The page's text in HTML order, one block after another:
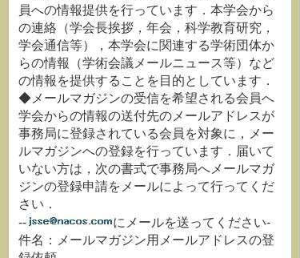
員への情報提供を行っています．本学会から
の連絡（学会長挨拶，年会，科学教育研究，
学会通信等），本学会に関連する学術団体か
らの情報（学術会議メールニュース等）など
の情報を提供することを目的としています．
◆メールマガジンの受信を希望される会員へ
学会からの情報の送付先のメールアドレスが
事務局に登録されている会員を対象に，メー
ルマガジンへの登録を行っています．届いて
いない方は，次の書式で事務局へメールマガ
ジンの登録申請をメールによって行ってくだ
さい．
--
にメールを送ってください-
件名：メールマガジン用メールアドレスの登